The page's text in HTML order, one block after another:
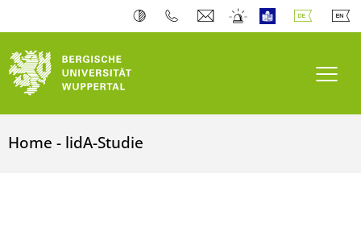
Home - lidA-Studie